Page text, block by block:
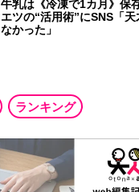
牛乳は《冷凍で1カ月》
エツの“活用術”にSNS「
なかった」
ランキング